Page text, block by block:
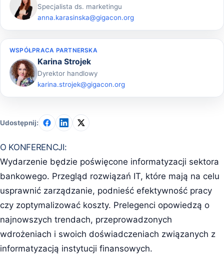
Udostępnij:
O KONFERENCJI:
Wydarzenie będzie poświęcone informatyzacji sektora
bankowego. Przegląd rozwiązań IT, które mają na celu
usprawnić zarządzanie, podnieść efektywność pracy
czy zoptymalizować koszty. Prelegenci opowiedzą o
najnowszych trendach, przeprowadzonych
wdrożeniach i swoich doświadczeniach związanych z
informatyzacją instytucji finansowych.
Specjalista ds. marketingu
anna.karasinska@gigacon.org
WSPÓŁPRACA PARTNERSKA
Karina Strojek
Dyrektor handlowy
karina.strojek@gigacon.org